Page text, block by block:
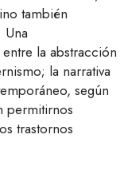
también
la abstracción
la narrativa
según
permitirnos
trastornos